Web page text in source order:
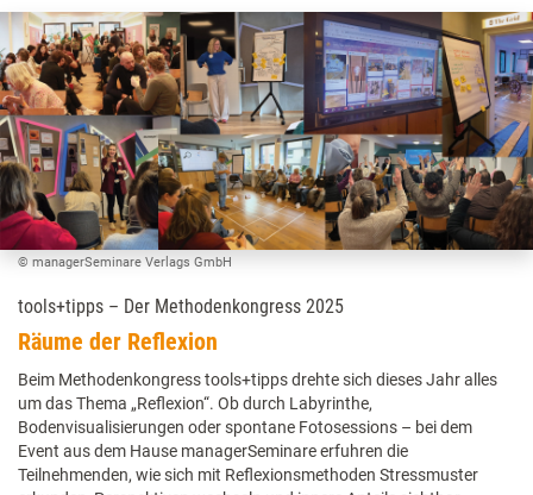
© managerSeminare Verlags GmbH
tools+tipps – Der Methodenkongress 2025
Räume der Reflexion
Beim Methodenkongress tools+tipps drehte sich dieses Jahr alles
um das Thema „Reflexion“. Ob durch Labyrinthe,
Bodenvisualisierungen oder spontane Fotosessions – bei dem
Event aus dem Hause managerSeminare erfuhren die
Teilnehmenden, wie sich mit Reflexionsmethoden Stressmuster